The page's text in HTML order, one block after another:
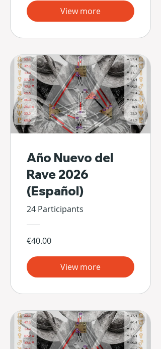
View more
Año Nuevo del
Rave 2026
(Español)
24 Participants
€40.00
View more